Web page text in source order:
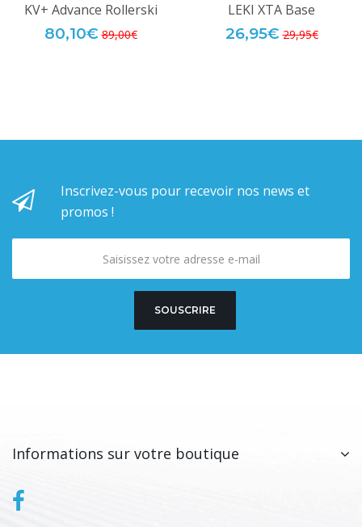
KV+ Advance Rollerski
80,10€ 89,00€
LEKI XTA Base
26,95€ 29,95€
Inscrivez-vous pour recevoir nos news et
promos !
SOUSCRIRE
Informations sur votre boutique